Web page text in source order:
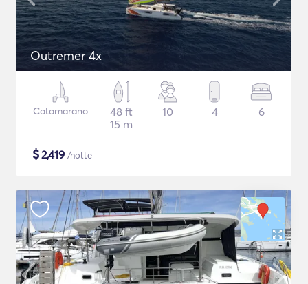
Outremer 4x
Catamarano
48 ft
15 m
10 4 6
$2,419 /notte